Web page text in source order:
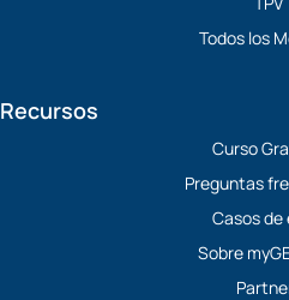
Todos los
Recursos
Curso
Preguntas
Casos de
Sobre